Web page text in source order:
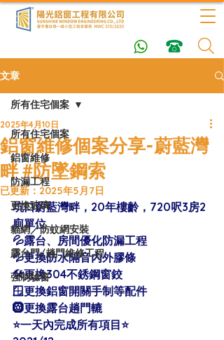
文章
所有住宅個案
鋁窗維修
防漏工程
更換玻璃
貓網／防蚊網安裝
露台門/趟門維修工程
強制驗窗
所有住宅個案
鋁窗維修個案分享-蔚藍灣
畔 #防墜鋼索
2025年4月10日
已更新： 2025年5月7日
坑口蔚藍灣畔，20年樓齡，720呎3房2
廁單位
💦露台、房間優化防漏工程
💦更換防水隔音內外膠條
🛠更換304不銹鋼窗鉸
🪟更換鋁窗開關手制等配件
🛞更換露台趟門轆
⭐️一天內完成所有項目⭐️